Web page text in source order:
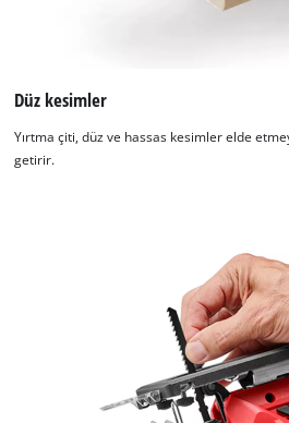
Düz kesimler
Yırtma çiti, düz ve hassas kesimler elde
getirir.